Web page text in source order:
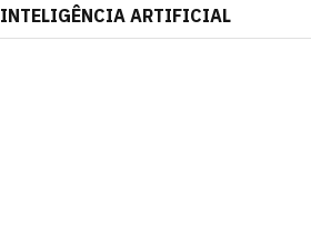
INTELIGÊNCIA ARTIFICIAL